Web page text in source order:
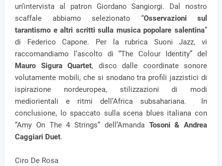
un’intervista al patron Giordano Sangiorgi. Dal nostro
scaffale abbiamo selezionato “Osservazioni sul
tarantismo e altri scritti sulla musica popolare salentina”
di Federico Capone. Per la rubrica Suoni Jazz, vi
raccomandiamo l’ascolto di “The Colour Identity” del
Mauro Sigura Quartet, disco dalle coordinate sonore
volutamente mobili, che si snodano tra profili jazzistici di
ispirazione nordeuropea, stilizzazioni di modi
mediorientali e ritmi dell’Africa subsahariana. In
conclusione, lo spaccato sulla scena blues italiana con
“Amy On The 4 Strings” dell’Amanda Tosoni & Andrea
Caggiari Duet.
Ciro De Rosa